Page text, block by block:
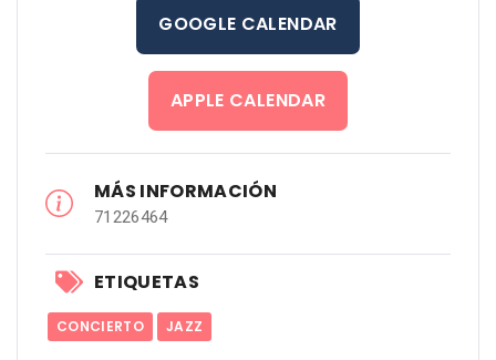
GOOGLE CALENDAR
APPLE CALENDAR
MÁS INFORMACIÓN
71226464
ETIQUETAS
CONCIERTO JAZZ